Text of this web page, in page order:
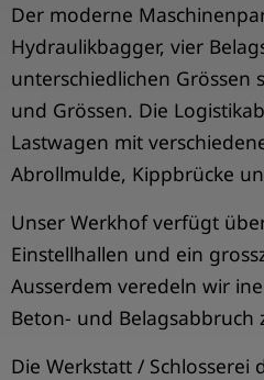
Der moderne
Hydraulikbagger, vier
unterschiedlichen Grössen
und Grössen. Die
Lastwagen mit
Abrollmulde, Kippbrücke
Unser Werkhof verfügt
Einstellhallen und ein
Ausserdem veredeln wir
Beton- und Belagsabbruch
Die Werkstatt / Schlosserei